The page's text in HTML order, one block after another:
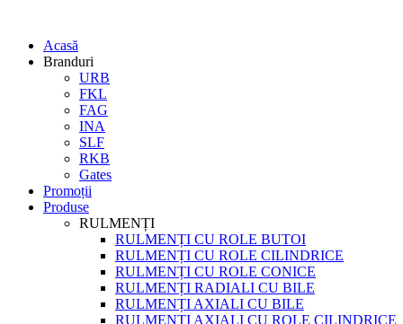
Acasă
Branduri
URB
FKL
FAG
INA
SLF
RKB
Gates
Promoții
Produse
RULMENȚI
RULMENȚI CU ROLE BUTOI
RULMENȚI CU ROLE CILINDRICE
RULMENȚI CU ROLE CONICE
RULMENȚI RADIALI CU BILE
RULMENȚI AXIALI CU BILE
RULMENȚI AXIALI CU ROLE CILINDRICE